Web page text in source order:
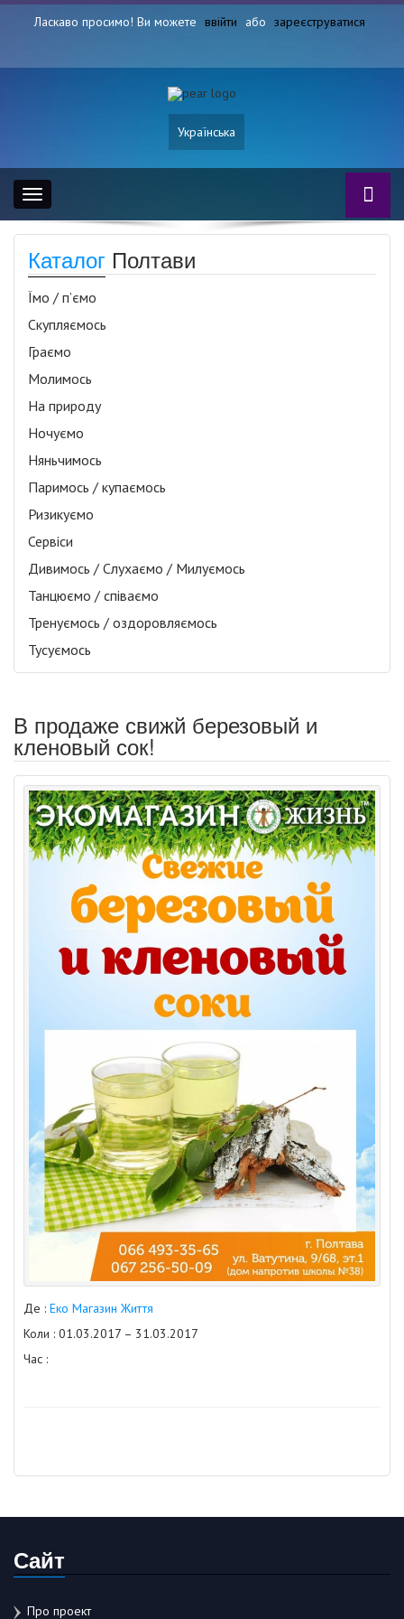
Ласкаво просимо! Ви можете ввійти або зареєструватися
Українська
Toggle
navigation
Каталог Полтави
Їмо / п’ємо
Скупляємось
Граємо
Молимось
На природу
Ночуємо
Няньчимось
Паримось / купаємось
Ризикуємо
Сервіси
Дивимось / Слухаємо / Милуємось
Танцюємо / співаємо
Тренуємось / оздоровляємось
Тусуємось
В продаже свижй березовый и
кленовый сок!
Де : Еко Магазин Життя
Коли : 01.03.2017 – 31.03.2017
Час :
Сайт
Про проект